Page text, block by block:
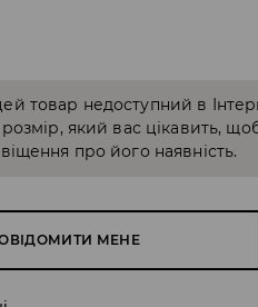
товар недоступний в
який вас цікавить,
про його наявність.
МЕНЕ